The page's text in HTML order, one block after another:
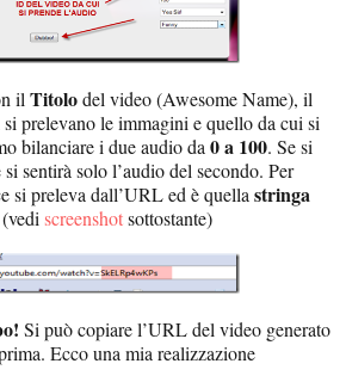
il Titolodel video (Awesome Name), il
prelevano le immagini e quello da cui si
bilanciare i due audio da 0 a 100. Se si
sentirà solo l’audio del secondo. Per
si preleva dall’URL ed è quella stringa
(vedi screenshotsottostante)
Si può copiare l’URL del video generato
Ecco una mia realizzazione